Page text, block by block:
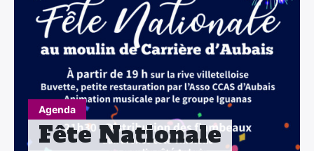
Agenda
Fête Nationale
Elections
Etat Civil
Autres Démarches
Contact